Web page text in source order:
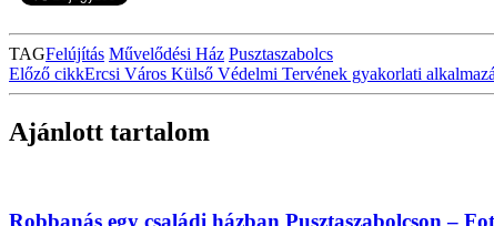
TAGFelújítás Művelődési Ház Pusztaszabolcs
Előző cikkErcsi Város Külső Védelmi Tervének gyakorlati
Ajánlott tartalom